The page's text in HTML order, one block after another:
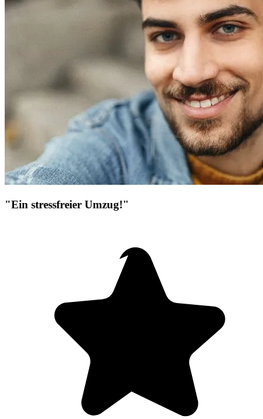
"Ein stressfreier Umzug!"